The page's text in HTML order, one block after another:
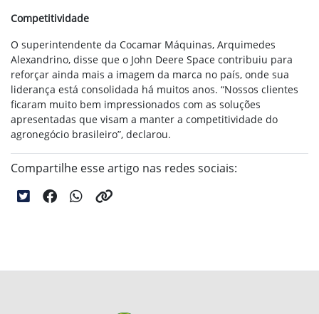
Competitividade
O superintendente da Cocamar Máquinas, Arquimedes
Alexandrino, disse que o John Deere Space contribuiu para
reforçar ainda mais a imagem da marca no país, onde sua
liderança está consolidada há muitos anos. “Nossos clientes
ficaram muito bem impressionados com as soluções
apresentadas que visam a manter a competitividade do
agronegócio brasileiro”, declarou.
Compartilhe esse artigo nas redes sociais: